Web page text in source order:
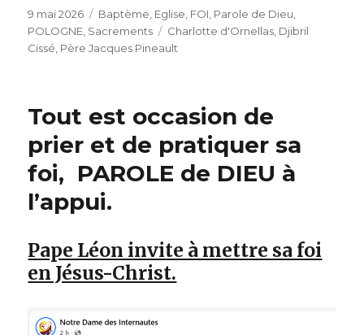
Publié
le
9 mai 2026 Catégories
Baptème Eglise FOI Parole de Dieu
POLOGNE Sacrements Étiquettes
Charlotte d'Ornellas Djibril
Cissé Père Jacques Pineault
Tout est occasion de
prier et de pratiquer sa
foi, PAROLE de DIEU à
l’appui.
Pape Léon invite à mettre sa foi
en Jésus-Christ.